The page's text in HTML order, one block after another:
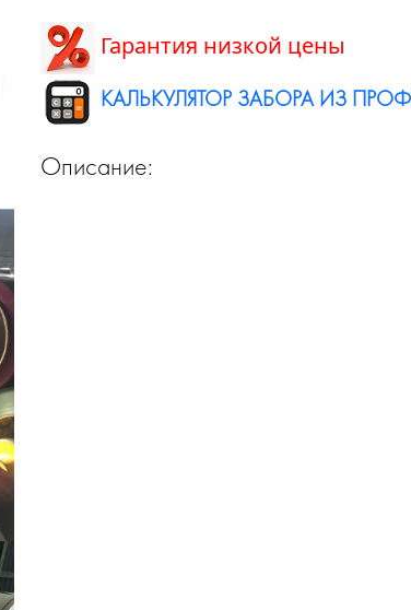
Гарантия низкой цены
КАЛЬКУЛЯТОР ЗАБОРА ИЗ
Описание: